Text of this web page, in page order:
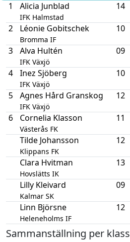
1
Alicia Junblad
IFK Halmstad
14
2 Léonie Gobitschek
Bromma IF
10
3 Alva Hultén
IFK Växjö
09
4 Inez Sjöberg
IFK Växjö
10
5 Agnes Hård Granskog
IFK Växjö
12
6 Cornelia Klasson
Västerås FK
11
Tilde Johansson
Klippans FK
12
Clara Hvitman
Hovslätts IK
13
Lilly Kleivard
Kalmar SK
09
Linn Björsne
Heleneholms IF
12
Sammanställning per klass